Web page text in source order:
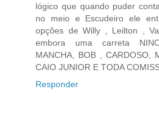
lógico que quando puder
no meio e Escudeiro ele
opções de Willy , Leilton ,
embora uma carreta
MANCHA, BOB , CARDOSO,
CAIO JUNIOR E TODA
Responder